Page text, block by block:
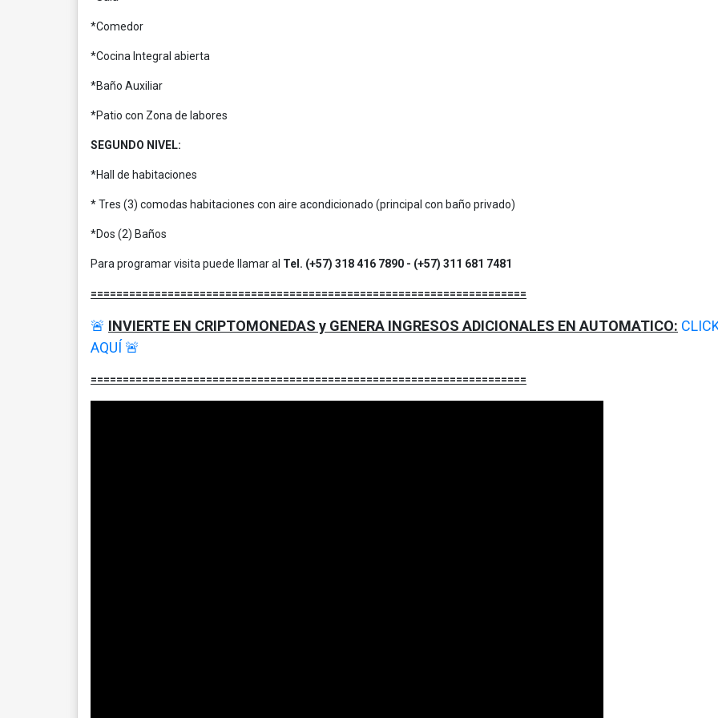
*Comedor
*Cocina Integral abierta
*Baño Auxiliar
*Patio con Zona de labores
SEGUNDO NIVEL:
*Hall de habitaciones
* Tres (3) comodas habitaciones con aire acondicionado (principal con baño privado)
*Dos (2) Baños
Para programar visita puede llamar al Tel. (+57) 318 416 7890 - (+57) 311 681 7481
====================================================================
🚨 INVIERTE EN CRIPTOMONEDAS y GENERA INGRESOS ADICIONALES EN AUTOMATICO:
AQUÍ 🚨
====================================================================